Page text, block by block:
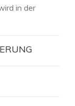
in der